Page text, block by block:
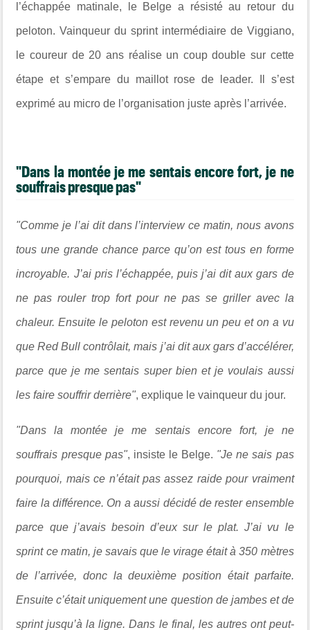
l’échappée matinale, le Belge a résisté au retour du
peloton. Vainqueur du sprint intermédiaire de Viggiano,
le coureur de 20 ans réalise un coup double sur cette
étape et s’empare du maillot rose de leader. Il s’est
exprimé au micro de l’organisation juste après l’arrivée.
"Dans la montée je me sentais encore fort, je ne
souffrais presque pas"
"Comme je l’ai dit dans l’interview ce matin, nous avons
tous une grande chance parce qu’on est tous en forme
incroyable. J’ai pris l’échappée, puis j’ai dit aux gars de
ne pas rouler trop fort pour ne pas se griller avec la
chaleur. Ensuite le peloton est revenu un peu et on a vu
que Red Bull contrôlait, mais j’ai dit aux gars d’accélérer,
parce que je me sentais super bien et je voulais aussi
les faire souffrir derrière", explique le vainqueur du jour.
"Dans la montée je me sentais encore fort, je ne
souffrais presque pas", insiste le Belge. "Je ne sais pas
pourquoi, mais ce n’était pas assez raide pour vraiment
faire la différence. On a aussi décidé de rester ensemble
parce que j’avais besoin d’eux sur le plat. J’ai vu le
sprint ce matin, je savais que le virage était à 350 mètres
de l’arrivée, donc la deuxième position était parfaite.
Ensuite c’était uniquement une question de jambes et de
sprint jusqu’à la ligne. Dans le final, les autres ont peut-